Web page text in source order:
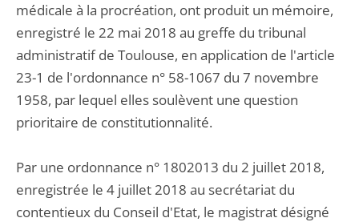
médicale à la procréation, ont produit un mémoire,
enregistré le 22 mai 2018 au greffe du tribunal
administratif de Toulouse, en application de l'article
23-1 de l'ordonnance n° 58-1067 du 7 novembre
1958, par lequel elles soulèvent une question
prioritaire de constitutionnalité.
Par une ordonnance n° 1802013 du 2 juillet 2018,
enregistrée le 4 juillet 2018 au secrétariat du
contentieux du Conseil d'Etat, le magistrat désigné